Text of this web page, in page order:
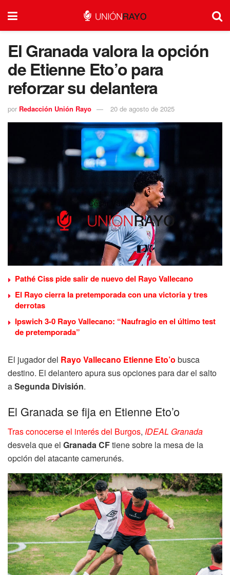
El Granada valora la opción
de Etienne Eto’o para
reforzar su delantera
por Redacción Unión Rayo 20 de agosto de 2025
Pathé Ciss pide salir de nuevo del Rayo Vallecano
El Rayo cierra la pretemporada con una victoria y tres
derrotas
Ipswich 3-0 Rayo Vallecano: “Naufragio en el último test
de pretemporada”
El jugador del Rayo Vallecano Etienne Eto’o busca
destino. El delantero apura sus opciones para dar el salto
aSegunda División.
El Granada se fija en Etienne Eto’o
Tras conocerse el interés del Burgos, IDEAL Granada
desvela que el Granada CFtiene sobre la mesa de la
opción del atacante camerunés.